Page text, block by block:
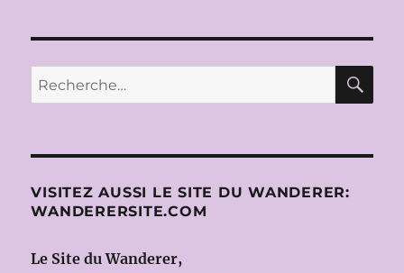
Recherche
pour :
VISITEZ AUSSI LE SITE DU WANDERER:
WANDERERSITE.COM
Le Site du Wanderer,